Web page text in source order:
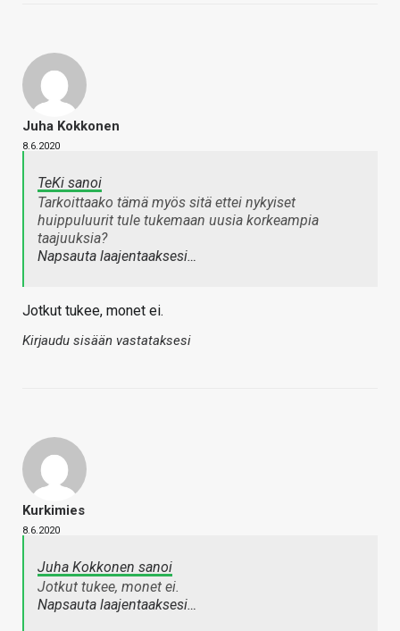
Juha Kokkonen
8.6.2020
TeKi sanoi
Tarkoittaako tämä myös sitä ettei nykyiset
huippuluurit tule tukemaan uusia korkeampia
taajuuksia?
Napsauta laajentaaksesi…
Jotkut tukee, monet ei.
Kirjaudu sisään vastataksesi
Kurkimies
8.6.2020
Juha Kokkonen sanoi
Jotkut tukee, monet ei.
Napsauta laajentaaksesi…